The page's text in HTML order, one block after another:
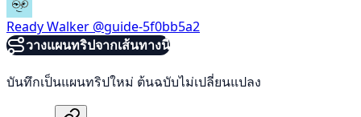
Ready Walker @guide-5f0bb5a2
วางแผนทริปจากเส้นทางนี้
บันทึกเป็นแผนทริปใหม่ ต้นฉบับไม่เปลี่ยนแปลง